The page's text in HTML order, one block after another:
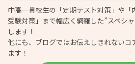
中高一貫校生の「定期テスト対策」や「
受験対策」まで幅広く網羅した”スペシ
します！
他にも、ブログではお伝えしきれないコ
ます！